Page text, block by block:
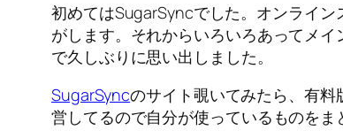
初めてはSugarSyncでした。オンライ
がします。それからいろいろあってメ
で久しぶりに思い出しました。
SugarSyncのサイト覗いてみたら、有
営してるので自分が使っているものをま